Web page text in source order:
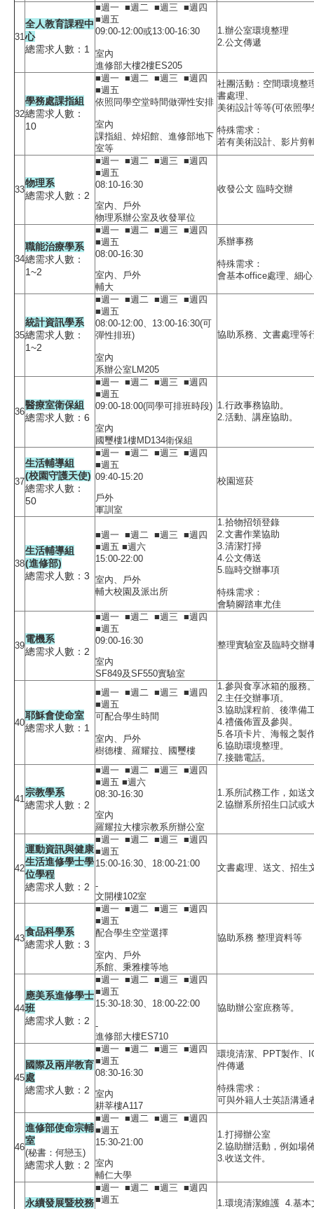
31
全人教育課程中
心
總需求人數：1
■週一 ■週二 ■週三 ■週四
■週五
09:00-12:00或13:00-16:30
室內
進修部大樓2樓ES205
1.辦公室環境整理
2.公文傳遞
32
學務處課指組
總需求人數：
10
■週一 ■週二 ■週三 ■週四
■週五
依照同學空堂時間做彈性安排
室內
課指組、焯炤館、進修部地下
室等
社團活動：空間環境整
書處理、
美術設計等等(可依照學
特殊需求：
若有美術設計、影片剪
33
物理系
總需求人數：2
■週一 ■週二 ■週三 ■週四
■週五
08:10-16:30
室內、戶外
物理系辦公室及收發單位
收發公文 臨時交辦
34
職能治療學系
總需求人數：
1~2
■週一 ■週二 ■週三 ■週四
■週五
08:00-16:30
室內、戶外
輔大
系辦事務
特殊需求：
會基本office處理、細
35
統計資訊學系
總需求人數：
1~2
■週一 ■週二 ■週三 ■週四
■週五
08:00-12:00、13:00-16:30(可
彈性排班)
室內
系辦公室LM205
協助系務、文書處理等
36
醫療室衛保組
總需求人數：6
■週一 ■週二 ■週三 ■週四
■週五
09:00-18:00(同學可排班時段)
室內
國璽樓1樓MD134衛保組
1.行政事務協助。
2.活動、講座協助。
37
生活輔導組
(校園守護天使)
總需求人數：
50
■週一 ■週二 ■週三 ■週四
■週五
09:40-15:20
戶外
軍訓室
校園巡菸
38
生活輔導組
(進修部)
總需求人數：3
■週一 ■週二 ■週三 ■週四
■週五 ■週六
15:00-22:00
室內、戶外
輔大校園及派出所
1.拾物招領登錄
2.文書作業協助
3.清潔打掃
4.公文傳送
5.臨時交辦事項
特殊需求：
會騎腳踏車尤佳
39
電機系
總需求人數：2
■週一 ■週二 ■週三 ■週四
■週五
09:00-16:30
室內
SF849及SF550實驗室
整理實驗室及臨時交辦
40
耶穌會使命室
總需求人數：1
■週一 ■週二 ■週三 ■週四
■週五
可配合學生時間
室內、戶外
樹德樓、羅耀拉、國璽樓
1.參與食享冰箱的服務
2.主任交辦事項。
3.協助課程前、後準備
4.禮儀佈置及參與。
5.各項卡片、海報之製
6.協助環境整理。
7.接聽電話。
41
宗教學系
總需求人數：2
■週一 ■週二 ■週三 ■週四
■週五 ■週六
08:30-16:30
室內
羅耀拉大樓宗教系所辦公室
1.系所試務工作，如送
2.協辦系所招生口試或
42
運動資訊與健康
生活進修學士學
位學程
總需求人數：2
■週一 ■週二 ■週三 ■週四
■週五
15:00-16:30、18:00-21:00
-
文開樓102室
文書處理、送文、招生
43
食品科學系
總需求人數：3
■週一 ■週二 ■週三 ■週四
■週五
配合學生空堂選擇
室內、戶外
系館、秉雅樓等地
協助系務 整理資料等
44
應美系進修學士
班
總需求人數：2
■週一 ■週二 ■週三 ■週四
■週五
15:30-18:30、18:00-22:00
-
進修部大樓ES710
協助辦公室庶務等。
45
國際及兩岸教育
處
總需求人數：2
■週一 ■週二 ■週三 ■週四
■週五
08:30-16:30
室內
耕莘樓A117
環境清潔、PPT製作、
件傳遞
特殊需求：
可與外籍人士英語溝通
46
進修部使命宗輔
室
(秘書：何戀玉)
總需求人數：2
■週一 ■週二 ■週三 ■週四
■週五
15:30-21:00
室內
輔仁大學
1.打掃辦公室
2.協助辦活動，例如場
3.收送文件。
永續發展暨校務
■週一 ■週二 ■週三 ■週四
■週五
1.環境清潔維護 4.基本